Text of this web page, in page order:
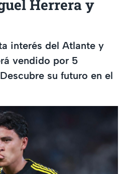
Herrera y
interés del Atlante y
vendido por 5
su futuro en el